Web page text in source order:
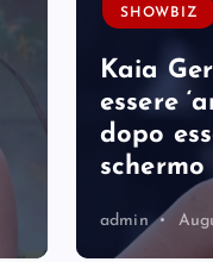
SHOWBIZ
Kaia
essere
dopo
schermo
admin